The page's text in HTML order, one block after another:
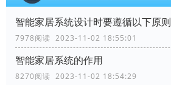
智能家居系统设计时要遵循以下原则
7978阅读 2023-11-02 18:55:01
智能家居系统的作用
8270阅读 2023-11-02 18:54:29